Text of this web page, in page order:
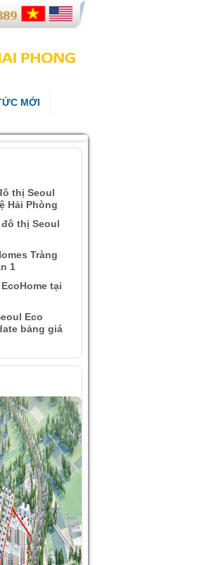
MỚI
thị Seoul
Hải Phòng
thị Seoul
Tràng
1
tại
Eco
bảng giá